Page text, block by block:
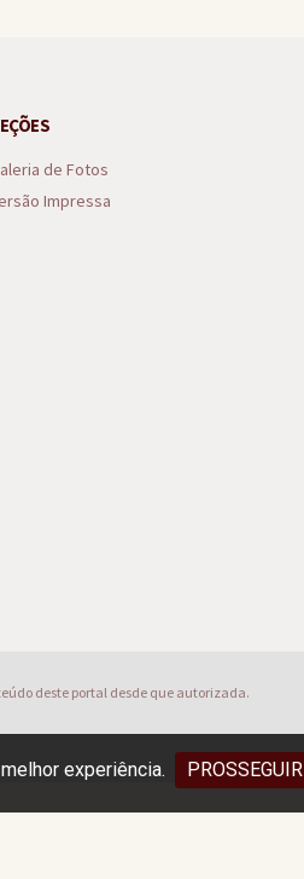
experiência. PROSSEGUIR
de Fotos
Impressa
deste portal desde que autorizada.